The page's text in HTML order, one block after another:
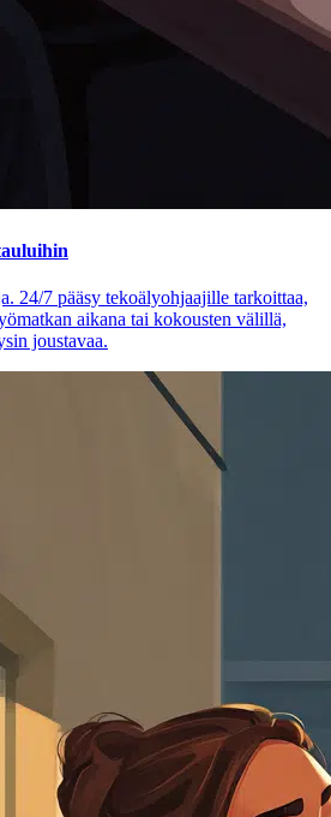
24/7 pääsy tekoälyohjaajille tarkoittaa,
aikana tai kokousten välillä,
joustavaa.